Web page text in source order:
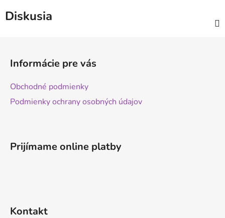
Diskusia
Informácie pre vás
Obchodné podmienky
Podmienky ochrany osobných údajov
Prijímame online platby
Kontakt